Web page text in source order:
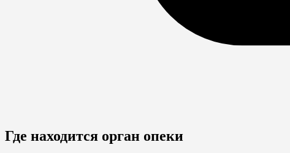
Где находится орган опеки